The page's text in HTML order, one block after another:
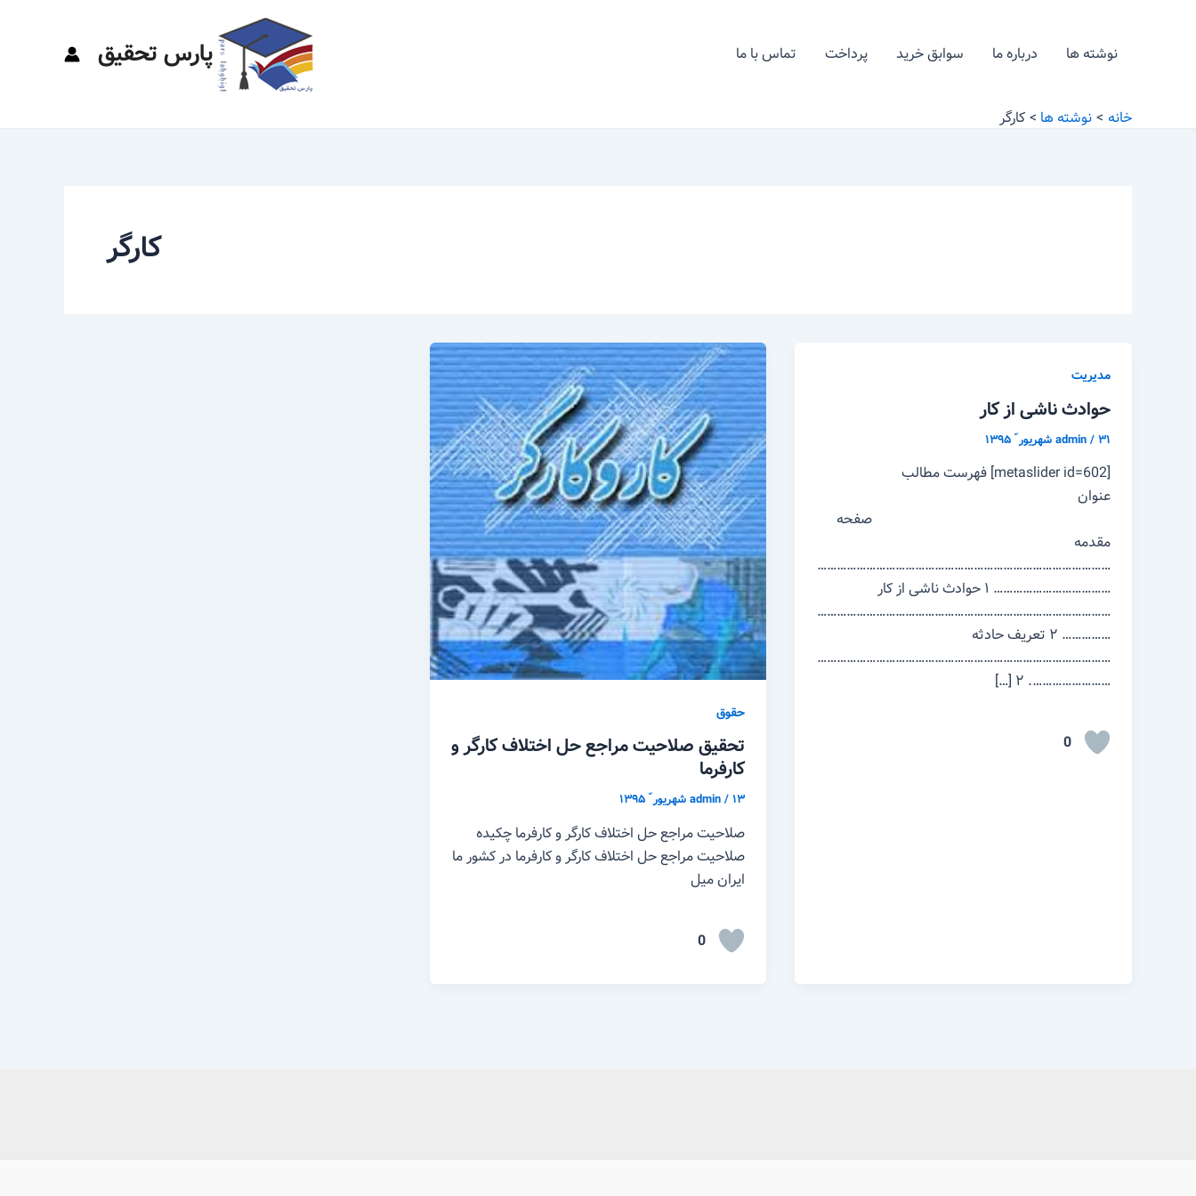
نوشته ها درباره ما سوابق خرید پرداخت تماس با ما پارس تحقیق
خانه نوشته ها کارگر
کارگر
مدیریت
حوادث ناشی از کار
admin/۳۱ شهریور ّ ۱۳۹۵
[metaslider id=602] فهرست مطالب
عنوان
صفحه
مقدمه
………………………………………………………………………………
……………………………… ۱ حوادث ناشی از کار
………………………………………………………………………………
…………… ۲ تعریف حادثه
………………………………………………………………………………
……………………. ۲ […]
0
حقوق
تحقیق صلاحیت مراجع حل اختلاف کارگر و
کارفرما
admin/۱۳ شهریور ّ ۱۳۹۵
صلاحیت مراجع حل اختلاف کارگر و کارفرما چکیده
صلاحیت مراجع حل اختلاف کارگر و کارفرما در کشور ما
ایران میل
0